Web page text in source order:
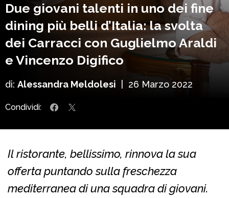
Due giovani talenti in uno dei fine
dining più belli d’Italia: la svolta
dei Carracci con Guglielmo Araldi
e Vincenzo Digifico
di: Alessandra Meldolesi 26 Marzo 2022
Condividi:
Il ristorante, bellissimo, rinnova la sua
offerta puntando sulla freschezza
mediterranea di una squadra di giovani.